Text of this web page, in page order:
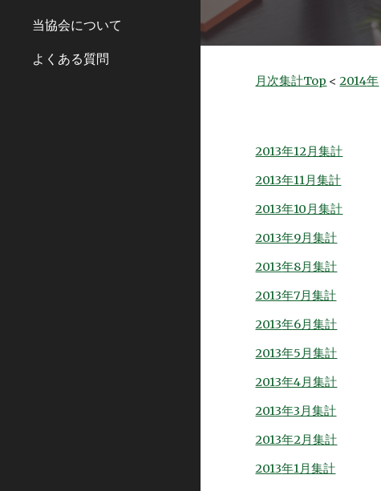
当協会について
よくある質問
月次集計Top < 2014年
2013年12月集計
2013年11月集計
2013年10月集計
2013年9月集計
2013年8月集計
2013年7月集計
2013年6月集計
2013年5月集計
2013年4月集計
2013年3月集計
2013年2月集計
2013年1月集計